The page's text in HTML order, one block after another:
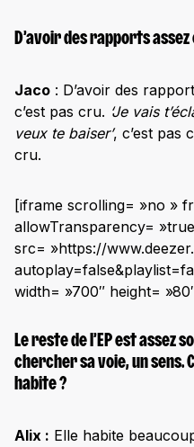
D’avoir des rapports assez
Jaco : D’avoir des
c’est pas cru. ‘Je vais
veux te baiser’, c’est pas
cru.
[iframe scrolling= »no »
allowTransparency=
src= »https://
width= »700″ height=
Le reste de l’EP est assez
chercher sa voie, un sens.
habite ?
Alix : Elle habite